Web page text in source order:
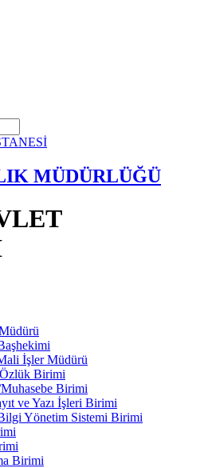
MÜDÜRLÜĞÜ
İşler Müdürü
Birimi
Birimi
ve Yazı İşleri Birimi
Yönetim Sistemi Birimi
Birimi